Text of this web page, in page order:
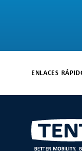
ENLACES